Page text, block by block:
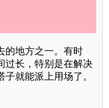
的地方之一。有时
过长，特别是在解决
就能派上用场了。